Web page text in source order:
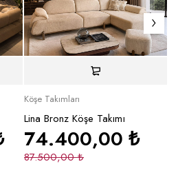
Köşe Takımları
Lina Bronz Köşe Takımı
87.500,00₺
74.400,00₺